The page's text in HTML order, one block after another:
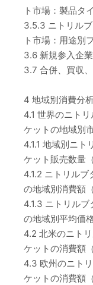
ト市場：製品タ
3.5.3 ニトリル
ト市場：用途別
3.6 新規参入企
3.7 合併、買収
4 地域別消費分
4.1 世界のニト
ケットの地域別
4.1.1 地域別ニト
ケット販売数量
4.1.2 ニトリルブ
の地域別消費額
4.1.3 ニトリル
の地域別平均価
4.2 北米のニト
ケットの消費額
4.3 欧州のニト
ケットの消費額